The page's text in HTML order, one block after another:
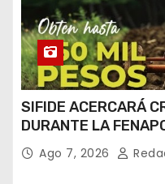
SIFIDE ACERCARÁ
DURANTE LA
Ago 7, 2026